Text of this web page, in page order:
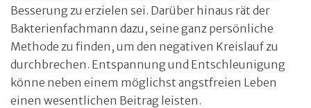
Besserung zu erzielen sei. Darüber hinaus rät der
Bakterienfachmann dazu, seine ganz persönliche
Methode zu finden, um den negativen Kreislauf zu
durchbrechen. Entspannung und Entschleunigung
könne neben einem möglichst angstfreien Leben
einen wesentlichen Beitrag leisten.